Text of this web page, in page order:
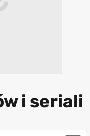
i seriali